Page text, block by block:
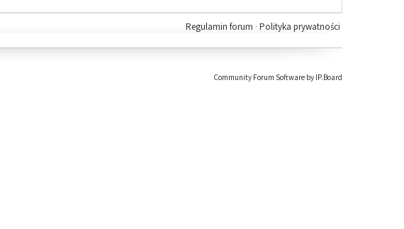
Polityka prywatności
Regulamin forum ·
Community Forum Software by IP.Board